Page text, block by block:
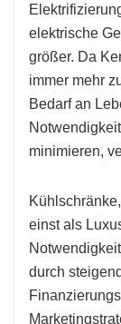
elektrische
größer. Da
immer mehr
Bedarf an
minimieren,
einst als
durch